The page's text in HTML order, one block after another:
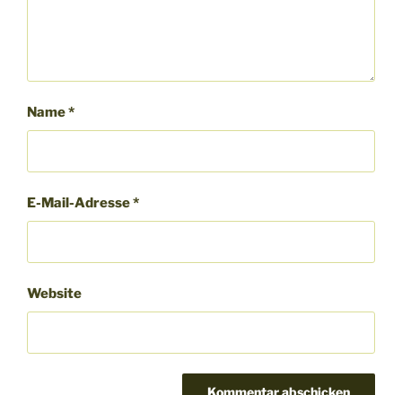
Name*
E-Mail-Adresse*
Website